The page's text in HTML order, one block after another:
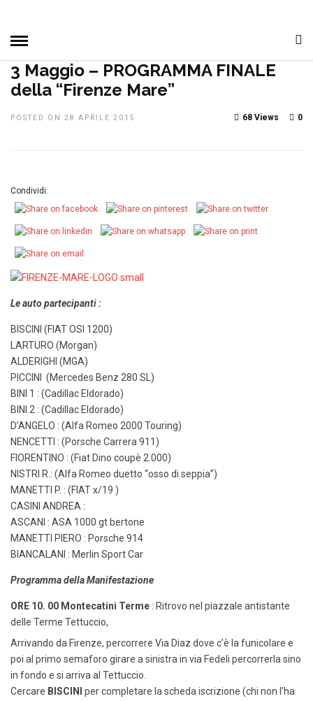
MANIFESTAZIONI
3 Maggio – PROGRAMMA FINALE
della “Firenze Mare”
POSTED ON 28 APRILE 2015 0
68 Views
Condividi:
Le auto partecipanti :
BISCINI (FIAT OSI 1200)
LARTURO (Morgan)
ALDERIGHI (MGA)
PICCINI (Mercedes Benz 280 SL)
BINI 1 : (Cadillac Eldorado)
BINI 2 : (Cadillac Eldorado)
D’ANGELO : (Alfa Romeo 2000 Touring)
NENCETTI : (Porsche Carrera 911)
FIORENTINO : (Fiat Dino coupè 2.000)
NISTRI R.: (Alfa Romeo duetto “osso di seppia”)
MANETTI P. : (FIAT x/19 )
CASINI ANDREA :
ASCANI : ASA 1000 gt bertone
MANETTI PIERO : Porsche 914
BIANCALANI : Merlin Sport Car
Programma della Manifestazione
ORE 10. 00 Montecatini Terme : Ritrovo nel piazzale antistante
delle Terme Tettuccio,
Arrivando da Firenze, percorrere Via Diaz dove c’è la funicolare e
poi al primo semaforo girare a sinistra in via Fedeli percorrerla sino
in fondo e si arriva al Tettuccio.
Cercare BISCINI
per completare la scheda iscrizione (chi non l’ha